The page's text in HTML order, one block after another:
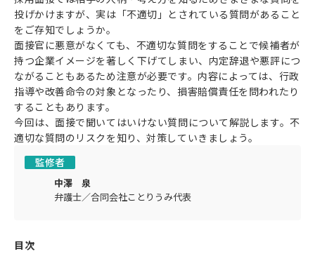
投げかけますが、実は「不適切」とされている質問があること
をご存知でしょうか。
面接官に悪意がなくても、不適切な質問をすることで候補者が
持つ企業イメージを著しく下げてしまい、内定辞退や悪評につ
ながることもあるため注意が必要です。内容によっては、行政
指導や改善命令の対象となったり、損害賠償責任を問われたり
することもあります。
今回は、面接で聞いてはいけない質問について解説します。不
適切な質問のリスクを知り、対策していきましょう。
監修者
中澤 泉
弁護士／合同会社ことりうみ代表
目次